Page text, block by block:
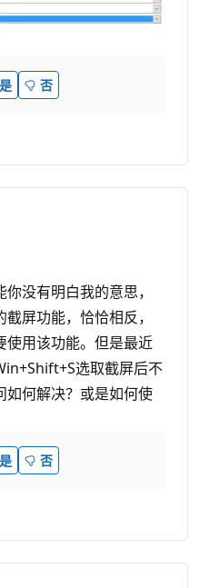
是 否
没有明白我的意思，
屏功能，恰恰相反，
使用该功能。但是最近
选取截屏后不
如何解决？或是如何使
是 否